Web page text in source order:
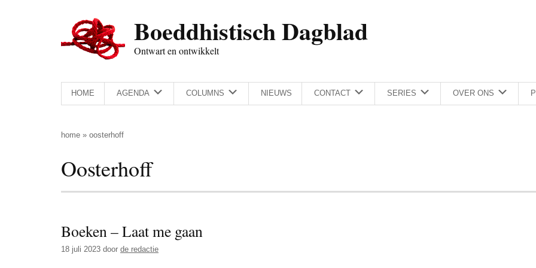
Boeddhistisch Dagblad
Ontwart en ontwikkelt
HOME AGENDA COLUMNS NIEUWS CONTACT SERIES OVER ONS
home » oosterhoff
Oosterhoff
Boeken – Laat me gaan
18 juli 2023 door de redactie